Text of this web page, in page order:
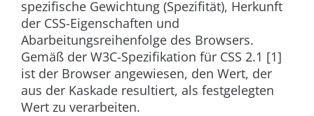
spezifische Gewichtung (Spezifität), Herkunft
der CSS-Eigenschaften und
Abarbeitungsreihenfolge des Browsers.
Gemäß der W3C-Spezifikation für CSS 2.1 [1]
ist der Browser angewiesen, den Wert, der
aus der Kaskade resultiert, als festgelegten
Wert zu verarbeiten.